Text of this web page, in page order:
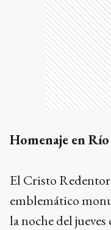
Homenaje en Río
El Cristo
emblemático
la noche del